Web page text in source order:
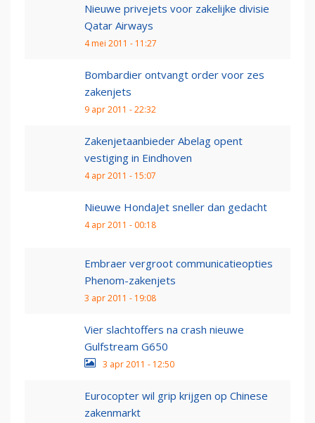
Nieuwe privejets voor zakelijke divisie
Qatar Airways
4 mei 2011 - 11:27
Bombardier ontvangt order voor zes
zakenjets
9 apr 2011 - 22:32
Zakenjetaanbieder Abelag opent
vestiging in Eindhoven
4 apr 2011 - 15:07
Nieuwe HondaJet sneller dan gedacht
4 apr 2011 - 00:18
Embraer vergroot communicatieopties
Phenom-zakenjets
3 apr 2011 - 19:08
Vier slachtoffers na crash nieuwe
Gulfstream G650
3 apr 2011 - 12:50
Eurocopter wil grip krijgen op Chinese
zakenmarkt